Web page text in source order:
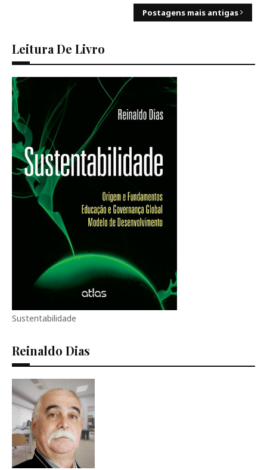
Postagens mais antigas
Leitura De Livro
Sustentabilidade
Reinaldo Dias